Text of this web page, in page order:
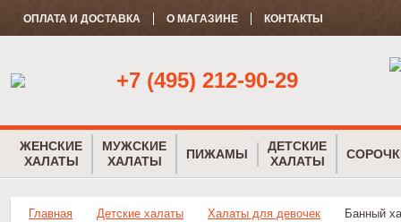
ОПЛАТА И ДОСТАВКА О МАГАЗИНЕ КОНТАКТЫ
+7 (495) 212-90-29
ЖЕНСКИЕ
ХАЛАТЫ
МУЖСКИЕ
ХАЛАТЫ
ПИЖАМЫ
ДЕТСКИЕ
ХАЛАТЫ
Главная Детские халаты Халаты для девочек Банный